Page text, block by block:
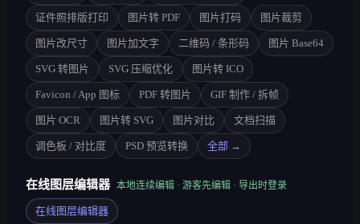
证件照排版打印 图片转 PDF 图片打码 图片裁剪
图片改尺寸 图片加文字 二维码 / 条形码 图片 Base64
SVG 转图片 SVG 压缩优化 图片转 ICO
Favicon / App 图标 PDF 转图片 GIF 制作 / 拆帧
图片 OCR 图片转 SVG 图片对比 文档扫描
调色板 / 对比度 PSD 预览转换 全部 →
在线图层编辑器 本地连续编辑 · 游客先编辑 · 导出时登录
在线图层编辑器